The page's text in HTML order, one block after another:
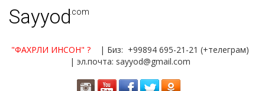
Sayyod.com
"ФАХРЛИ ИНСОН" ?
| Биз: +99894 695-21-21 (+телеграм)
| эл.почта: sayyod@gmail.com